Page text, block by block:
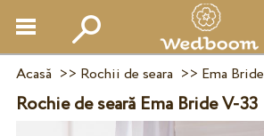
Acasă >> Rochii de seara >> Ema Bride
Rochie de seară Ema Bride V-33